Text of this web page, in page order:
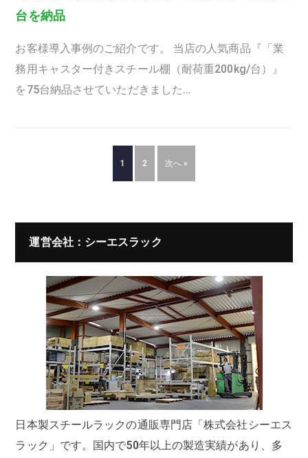
台を納品
お客様導入事例のご紹介です。 当店の人気商品『「業
務用キャスター付きスチール棚（耐荷重200kg/台）』
を75台納品させていただきました…
1 2 次へ »
運営会社：シーエスラック
日本製スチールラックの通販専門店「株式会社シーエス
ラック」です。国内で50年以上の製造実績があり、多